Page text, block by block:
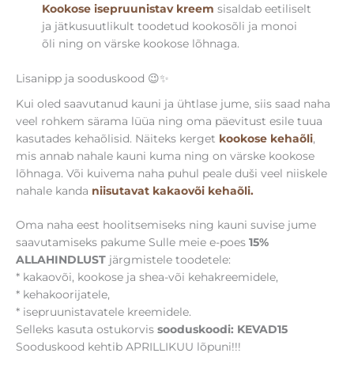
Kookose isepruunistav kreem sisaldab eetiliselt
ja jätkusuutlikult toodetud kookosõli ja monoi
õli ning on värske kookose lõhnaga.
Lisanipp ja sooduskood 😉✨
Kui oled saavutanud kauni ja ühtlase jume, siis saad naha
veel rohkem särama lüüa ning oma päevitust esile tuua
kasutades kehaõlisid. Näiteks kerget kookose kehaõli,
mis annab nahale kauni kuma ning on värske kookose
lõhnaga. Või kuivema naha puhul peale duši veel niiskele
nahale kanda niisutavat kakaovõi kehaõli.
Oma naha eest hoolitsemiseks ning kauni suvise jume
saavutamiseks pakume Sulle meie e-poes 15%
ALLAHINDLUST järgmistele toodetele:
* kakaovõi, kookose ja shea-või kehakreemidele,
* kehakoorijatele,
* isepruunistavatele kreemidele.
Selleks kasuta ostukorvis sooduskoodi: KEVAD15
Sooduskood kehtib APRILLIKUU lõpuni!!!